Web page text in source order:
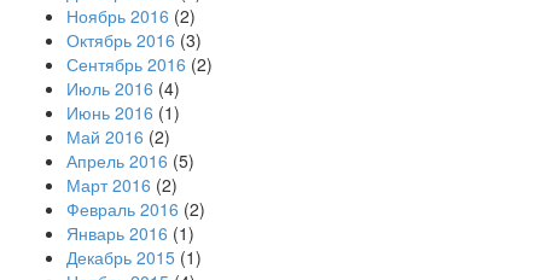
Ноябрь 2016 (2)
Октябрь 2016 (3)
Сентябрь 2016 (2)
Июль 2016 (4)
Июнь 2016 (1)
Май 2016 (2)
Апрель 2016 (5)
Март 2016 (2)
Февраль 2016 (2)
Январь 2016 (1)
Декабрь 2015 (1)